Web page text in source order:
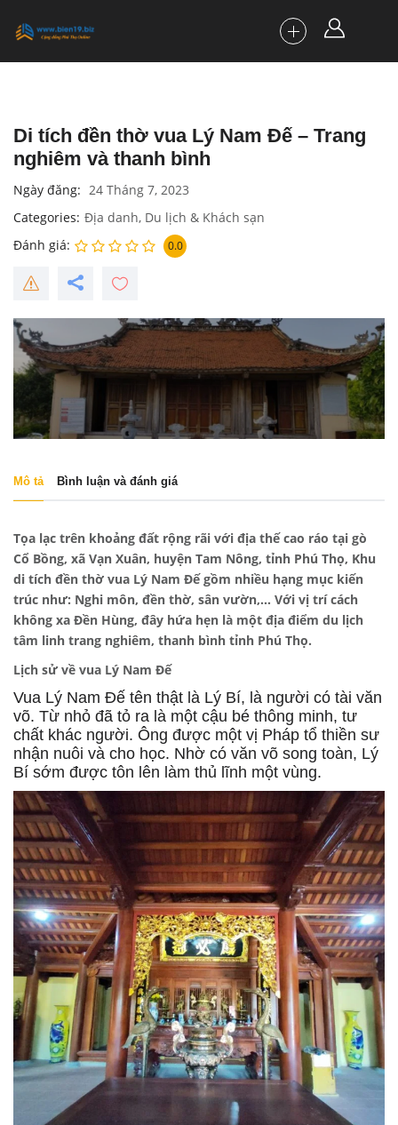
Di tích đền thờ vua Lý Nam Đế – Trang
nghiêm và thanh bình
Ngày đăng
24 Tháng 7, 2023
Categories Địa danh, Du lịch & Khách sạn
Đánh giá
0.0
Mô tả Bình luận và đánh giá
Tọa lạc trên khoảng đất rộng rãi với địa thế cao ráo tại gò
Cổ Bồng, xã Vạn Xuân, huyện Tam Nông, tỉnh Phú Thọ, Khu
di tích đền thờ vua Lý Nam Đế gồm nhiều hạng mục kiến
trúc như: Nghi môn, đền thờ, sân vườn,… Với vị trí cách
không xa Đền Hùng, đây hứa hẹn là một địa điểm du lịch
tâm linh trang nghiêm, thanh bình tỉnh Phú Thọ.
Lịch sử về vua Lý Nam Đế
Vua Lý Nam Đế tên thật là Lý Bí, là người có tài văn
võ. Từ nhỏ đã tỏ ra là một cậu bé thông minh, tư
chất khác người. Ông được một vị Pháp tổ thiền sư
nhận nuôi và cho học. Nhờ có văn võ song toàn, Lý
Bí sớm được tôn lên làm thủ lĩnh một vùng.